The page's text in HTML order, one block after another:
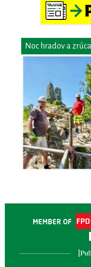
Noc hradov a